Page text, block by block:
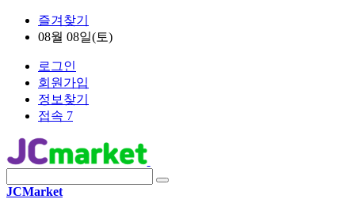
즐겨찾기
08월 08일(토)
로그인
회원가입
정보찾기
접속 7
JCMarket